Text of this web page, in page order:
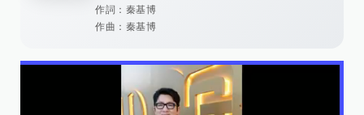
作詞：秦基博
作曲：秦基博